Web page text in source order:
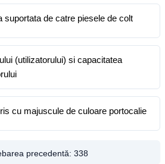
suportata de catre piesele de colt
(utilizatorului) si capacitatea
cu majuscule de culoare portocalie
precedentă: 338